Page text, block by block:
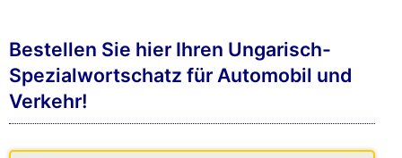
Bestellen Sie hier Ihren Ungarisch-
Spezialwortschatz für Automobil und
Verkehr!